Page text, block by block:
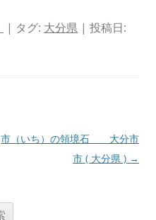
| タグ: 大分県 | 投稿日:
市（いち）の領境石 大分市
市 ( 大分県 ) →